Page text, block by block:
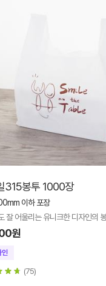
315봉투 1000장
이하 포장
잘 어울리는 유니크한 디자인의
원
(75)